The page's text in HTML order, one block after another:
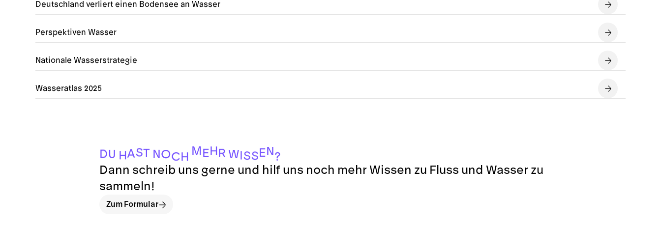
Deutschland verliert einen Bodensee an Wasser
Perspektiven Wasser
Nationale Wasserstrategie
Wasseratlas 2025
DU HAST N OCH MEH R WISSEN?
Dann schreib uns gerne und hilf uns noch mehr Wissen zu Fluss und Wasser zu
sammeln!
Zum Formular